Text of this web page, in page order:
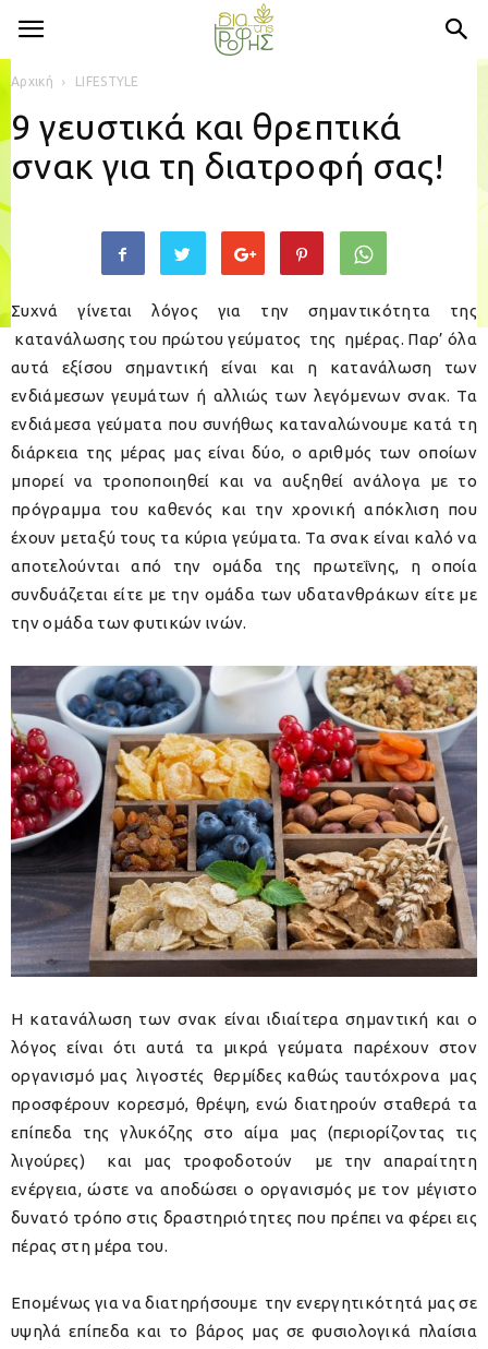
Αρχική LIFESTYLE
9 γευστικά και θρεπτικά
σνακ για τη διατροφή σας!
Συχνά γίνεται λόγος για την σημαντικότητα της
κατανάλωσης του πρώτου γεύματος της ημέρας. Παρ’ όλα
αυτά εξίσου σημαντική είναι και η κατανάλωση των
ενδιάμεσων γευμάτων ή αλλιώς των λεγόμενων σνακ. Τα
ενδιάμεσα γεύματα που συνήθως καταναλώνουμε κατά τη
διάρκεια της μέρας μας είναι δύο, ο αριθμός των οποίων
μπορεί να τροποποιηθεί και να αυξηθεί ανάλογα με το
πρόγραμμα του καθενός και την χρονική απόκλιση που
έχουν μεταξύ τους τα κύρια γεύματα. Τα σνακ είναι καλό να
αποτελούνται από την ομάδα της πρωτεΐνης, η οποία
συνδυάζεται είτε με την ομάδα των υδατανθράκων είτε με
την ομάδα των φυτικών ινών.
Η κατανάλωση των σνακ είναι ιδιαίτερα σημαντική και ο
λόγος είναι ότι αυτά τα μικρά γεύματα παρέχουν στον
οργανισμό μας λιγοστές θερμίδες καθώς ταυτόχρονα μας
προσφέρουν κορεσμό, θρέψη, ενώ διατηρούν σταθερά τα
επίπεδα της γλυκόζης στο αίμα μας (περιορίζοντας τις
λιγούρες) και μας τροφοδοτούν με την απαραίτητη
ενέργεια, ώστε να αποδώσει ο οργανισμός με τον μέγιστο
δυνατό τρόπο στις δραστηριότητες που πρέπει να φέρει εις
πέρας στη μέρα του.
Επομένως για να διατηρήσουμε την ενεργητικότητά μας σε
υψηλά επίπεδα και το βάρος μας σε φυσιολογικά πλαίσια